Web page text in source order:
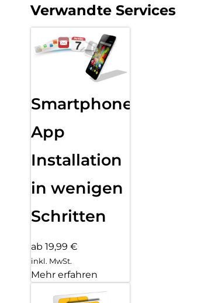
Verwandte Services
Smartphone
App
Installation
in wenigen
Schritten
ab 19,99 €
inkl. MwSt.
Mehr erfahren